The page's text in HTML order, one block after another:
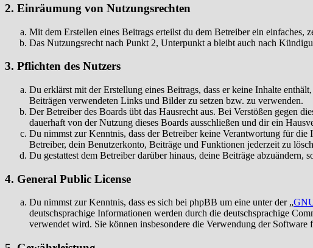
2. Einräumung von Nutzungsrechten
Mit dem Erstellen eines Beitrags erteilst du dem Betreiber ein einfaches,
Das Nutzungsrecht nach Punkt 2, Unterpunkt a bleibt auch nach
3. Pflichten des Nutzers
Du erklärst mit der Erstellung eines Beitrags, dass er keine Inhalte
Beiträgen verwendeten Links und Bilder zu setzen bzw. zu verwenden.
Der Betreiber des Boards übt das Hausrecht aus. Bei Verstößen gegen
dauerhaft von der Nutzung dieses Boards ausschließen und dir ein
Du nimmst zur Kenntnis, dass der Betreiber keine Verantwortung für
Betreiber, dein Benutzerkonto, Beiträge und Funktionen jederzeit zu
Du gestattest dem Betreiber darüber hinaus, deine Beiträge
4. General Public License
Du nimmst zur Kenntnis, dass es sich bei phpBB um eine unter der „
deutschsprachige Informationen werden durch die deutschsprachige
verwendet wird. Sie können insbesondere die Verwendung der